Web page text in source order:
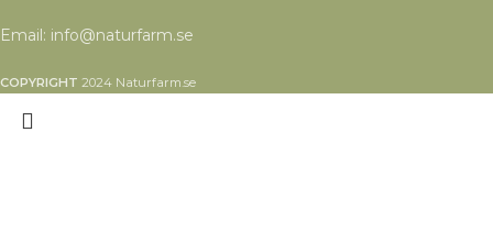
Email: info@naturfarm.se
COPYRIGHT 2024 Naturfarm.se